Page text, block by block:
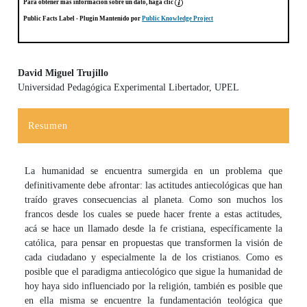
Para obtener más información sobre un dato, haga clic
Public Facts Label - Plugin Mantenido porPublic Knowledge Project
Contenido principal del artículo
David Miguel Trujillo
Universidad Pedagógica Experimental Libertador, UPEL
Resumen
La humanidad se encuentra sumergida en un problema que
definitivamente debe afrontar: las actitudes antiecológicas que han
traído graves consecuencias al planeta. Como son muchos los
francos desde los cuales se puede hacer frente a estas actitudes,
acá se hace un llamado desde la fe cristiana, específicamente la
católica, para pensar en propuestas que transformen la visión de
cada ciudadano y especialmente la de los cristianos. Como es
posible que el paradigma antiecológico que sigue la humanidad de
hoy haya sido influenciado por la religión, también es posible que
en ella misma se encuentre la fundamentación teológica que